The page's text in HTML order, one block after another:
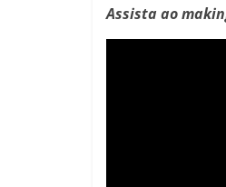
Assista ao